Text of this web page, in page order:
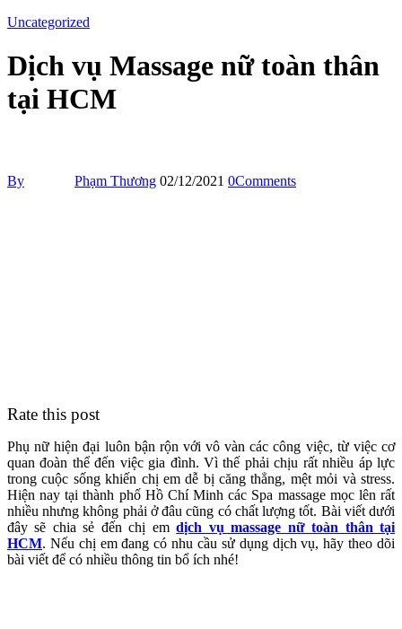
Uncategorized
Dịch vụ Massage nữ toàn thân
tại HCM
By Phạm Thương 02/12/2021 0Comments
Rate this post
Phụ nữ hiện đại luôn bận rộn với vô vàn các công việc, từ việc cơ
quan đoàn thể đến việc gia đình. Vì thế phải chịu rất nhiều áp lực
trong cuộc sống khiến chị em dễ bị căng thẳng, mệt mỏi và stress.
Hiện naytại thành phố Hồ Chí Minh các Spa massage mọc lên rất
nhiều nhưng không phải ở đâu cũng có chất lượng tốt. Bài viết dưới
đây sẽ chia sẻ đến chị emdịch vụ massage nữ toàn thân tại
HCM. Nếu chị em đang có nhu cầu sử dụng dịch vụ, hãy theo dõi
bài viết để có nhiều thông tin bổ ích nhé!